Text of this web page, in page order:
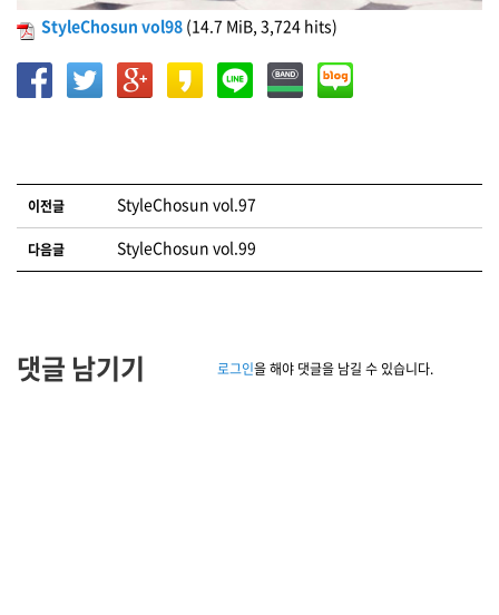
StyleChosun vol98 (14.7 MiB, 3,724 hits)
이전글 StyleChosun vol.97
다음글 StyleChosun vol.99
댓글 남기기 로그인을 해야 댓글을 남길 수 있습니다.